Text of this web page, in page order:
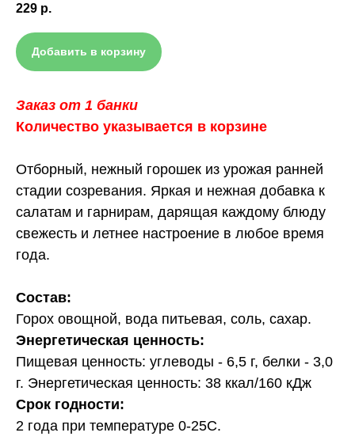
229 р.
Добавить в корзину
Заказ от 1 банки
Количество указывается в корзине
Отборный, нежный горошек из урожая ранней
стадии созревания. Яркая и нежная добавка к
салатам и гарнирам, дарящая каждому блюду
свежесть и летнее настроение в любое время
года.
Состав:
Горох овощной, вода питьевая, соль, сахар.
Энергетическая ценность:
Пищевая ценность: углеводы - 6,5 г, белки - 3,0
г. Энергетическая ценность: 38 ккал/160 кДж
Срок годности:
2 года при температуре 0-25С.